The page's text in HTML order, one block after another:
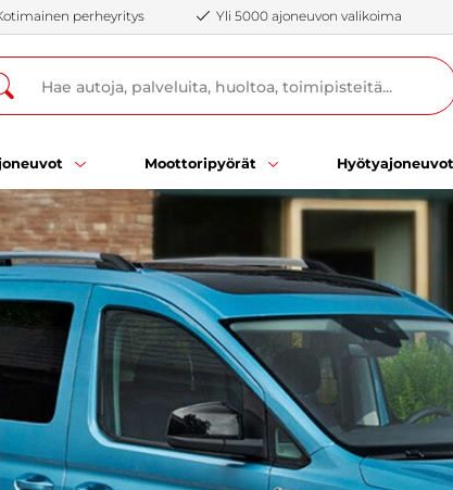
perheyritys Yli 5000 ajoneuvon valikoima
Moottoripyörät Hyötyajoneuvot